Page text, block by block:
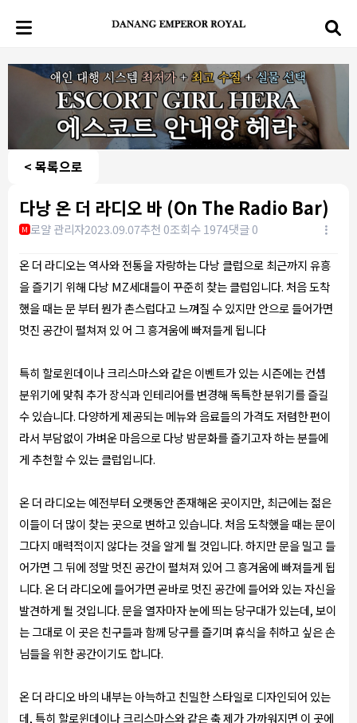
< 목록으로
다낭 온 더 라디오 바 (On The Radio Bar)
M 로얄 관리자2023.09.07추천 0조회수 1974댓글 0
온 더 라디오는 역사와 전통을 자랑하는 다낭 클럽으로 최근까지 유흥
을 즐기기 위해 다낭 MZ세대들이 꾸준히 찾는 클럽입니다. 처음 도착
했을 때는 문 부터 뭔가 촌스럽다고 느껴질 수 있지만 안으로 들어가면
멋진 공간이 펼쳐져 있 어 그 흥겨움에 빠져들게 됩니다
특히 할로윈데이나 크리스마스와 같은 이벤트가 있는 시즌에는 컨셉
분위기에 맞춰 추가 장식과 인테리어를 변경해 독특한 분위기를 즐길
수 있습니다. 다양하게 제공되는 메뉴와 음료들의 가격도 저렴한 편이
라서 부담없이 가벼운 마음으로 다낭 밤문화를 즐기고자 하는 분들에
게 추천할 수 있는 클럽입니다.
온 더 라디오는 예전부터 오랫동안 존재해온 곳이지만, 최근에는 젊은
이들이 더 많이 찾는 곳으로 변하고 있습니다. 처음 도착했을 때는 문이
그다지 매력적이지 않다는 것을 알게 될 것입니다. 하지만 문을 밀고 들
어가면 그 뒤에 정말 멋진 공간이 펼쳐져 있어 그 흥겨움에 빠져들게 됩
니다. 온 더 라디오에 들어가면 곧바로 멋진 공간에 들어와 있는 자신을
발견하게 될 것입니다. 문을 열자마자 눈에 띄는 당구대가 있는데, 보이
는 그대로 이 곳은 친구들과 함께 당구를 즐기며 휴식을 취하고 싶은 손
님들을 위한 공간이기도 합니다.
온 더 라디오 바의 내부는 아늑하고 친밀한 스타일로 디자인되어 있는
데, 특히 할로윈데이나 크리스마스와 같은 축 제가 가까워지면 이 곳에